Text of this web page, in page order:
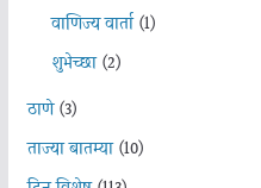
वाणिज्य वार्ता(1)
शुभेच्छा(2)
ठाणे(3)
ताज्या बातम्या(10)